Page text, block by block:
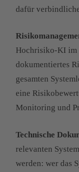
dafür
Hochrisiko-KI im
dokumentiertes
gesamten
eine
Monitoring und
Technische
relevanten
werden: wer das